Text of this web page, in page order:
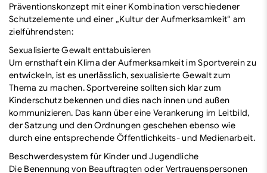
Präventionskonzept mit einer Kombination verschiedener
Schutzelemente und einer „Kultur der Aufmerksamkeit“ am
zielführendsten:
Sexualisierte Gewalt enttabuisieren
Um ernsthaft ein Klima der Aufmerksamkeit im Sportverein zu
entwickeln, ist es unerlässlich, sexualisierte Gewalt zum
Thema zu machen. Sportvereine sollten sich klar zum
Kinderschutz bekennen und dies nach innen und außen
kommunizieren. Das kann über eine Verankerung im Leitbild,
der Satzung und den Ordnungen geschehen ebenso wie
durch eine entsprechende Öffentlichkeits- und Medienarbeit.
Beschwerdesystem für Kinder und Jugendliche
Die Benennung von Beauftragten oder Vertrauenspersonen